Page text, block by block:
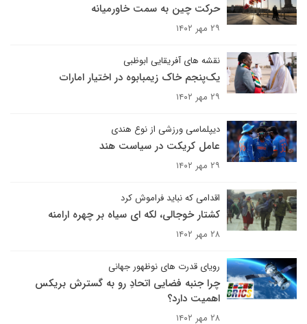
حرکت چین به سمت خاورمیانه
۲۹ مهر ۱۴۰۲
نقشه های آفریقایی ابوظبی
یک‌پنجم خاک زیمبابوه در اختیار امارات
۲۹ مهر ۱۴۰۲
دیپلماسی ورزشی از نوع هندی
عامل کریکت در سیاست هند
۲۹ مهر ۱۴۰۲
اقدامی که نباید فراموش کرد
کشتار خوجالی، لکه ای سیاه بر چهره ارامنه
۲۸ مهر ۱۴۰۲
رویای قدرت های نوظهور جهانی
چرا جنبه فضایی اتحادِ رو به گسترش بریکس
اهمیت دارد؟
۲۸ مهر ۱۴۰۲